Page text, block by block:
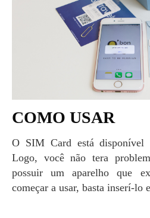
COMO USAR
O SIM Card está disponível em diversos tamanhos.
Logo, você não tera
possuir um aparelho que
começar a usar, basta inserí-lo